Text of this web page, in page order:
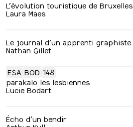
L’évolution touristique de Bruxelles
Laura Maes
Le journal d’un apprenti graphiste
Nathan Gillet
ESA BOD 148
parakalo les lesbiennes
Lucie Bodart
Écho d’un bendir